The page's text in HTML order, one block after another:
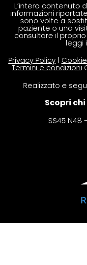
L’intero contenuto
informazioni
sono volte a
paziente o una
consultare il
leggi
Privacy Policy |
Termini e condizioni
Realizzato e
Scopri
SS45 N48